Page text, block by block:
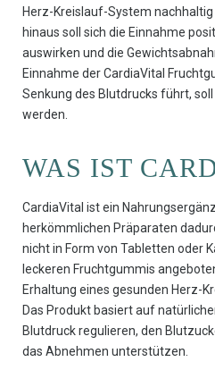
Herz-Kreislauf-System
hinaus soll sich die Einnahme
auswirken und die
Einnahme der CardiaVital
Senkung des Blutdrucks führt,
werden.
WAS IST
CardiaVital ist ein
herkömmlichen Präparaten
nicht in Form von Tabletten oder
leckeren Fruchtgummis
Erhaltung eines gesunden Herz-
Das Produkt basiert auf
Blutdruck regulieren, den
das Abnehmen unterstützen.